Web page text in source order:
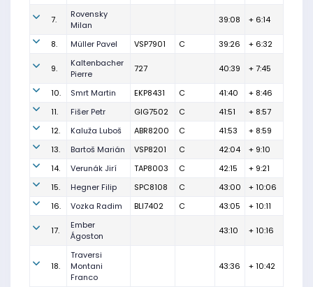
7.
Rovensky
Milan
39:08 + 6:14
8. Müller Pavel VSP7901 C 39:26 + 6:32
9.
Kaltenbacher
Pierre
727 40:39 + 7:45
10. Smrt Martin EKP8431 C 41:40
+ 8:46
11.
Fišer Petr GIG7502 C 41:51
+ 8:57
12.
Kaluža Luboš ABR8200 C 41:53
+ 8:59
13.
Bartoš Marián VSP8201 C 42:04
+ 9:10
14.
Verunák Jirí TAP8003 C 42:15
+ 9:21
15.
Hegner Filip SPC8108 C 43:00
+ 10:06
16.
Vozka Radim BLI7402 C 43:05 + 10:11
17.
Ember
Ágoston
43:10 + 10:16
18.
Traversi
Montani
Franco
43:36 + 10:42